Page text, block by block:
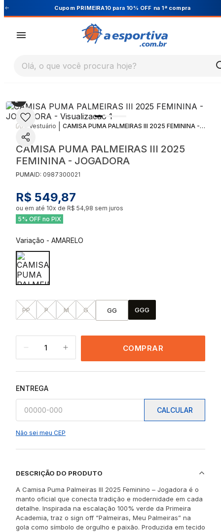
Cupom PRIMEIRA10 para 10% OFF na 1ª compra
Olá, o que você procura hoje?
Vestuário CAMISA PUMA PALMEIRAS III 2025 FEMININA - JOGADORA
CAMISA PUMA PALMEIRAS III 2025
FEMININA - JOGADORA
PUMAID: 0987300021
R$ 549,87
ou em até 10x de R$ 54,98 sem juros
5% OFF no PIX
Variação - AMARELO
PP P M G GG GGG
1 COMPRAR
ENTREGA
CALCULAR
Não sei meu CEP
DESCRIÇÃO DO PRODUTO
A Camisa Puma Palmeiras III 2025 Feminino – Jogadora é o
manto oficial que conecta tradição e modernidade em cada
detalhe. Inspirada na escalação 100% verde da Primeira
Academia, traz o sign off “Palmeiras, Meu Palmeiras” na
gola como símbolo de orgulho e paixão. Produzida em tecido